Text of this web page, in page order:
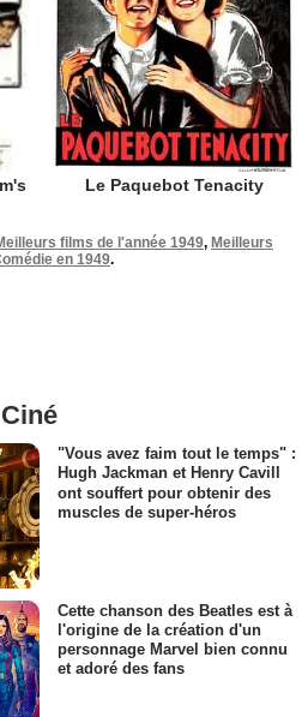
Le Paquebot Tenacity
films de l'année 1949, Meilleurs
en 1949.
"Vous avez faim tout le temps" :
Hugh Jackman et Henry Cavill
ont souffert pour obtenir des
muscles de super-héros
Cette chanson des Beatles est à
l'origine de la création d'un
personnage Marvel bien connu
et adoré des fans